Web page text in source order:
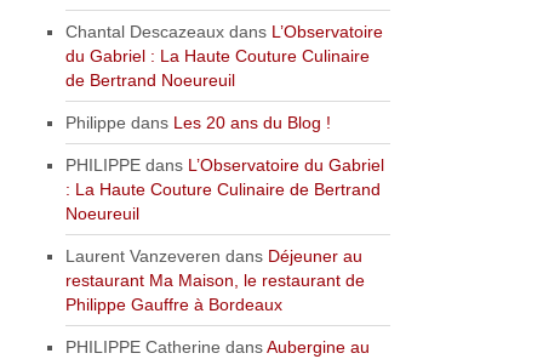
Chantal Descazeaux dans L’Observatoire
du Gabriel : La Haute Couture Culinaire
de Bertrand Noeureuil
Philippe dans Les 20 ans du Blog !
PHILIPPE dans L’Observatoire du Gabriel
: La Haute Couture Culinaire de Bertrand
Noeureuil
Laurent Vanzeveren dans Déjeuner au
restaurant Ma Maison, le restaurant de
Philippe Gauffre à Bordeaux
PHILIPPE Catherine dansAubergine au